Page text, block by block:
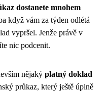
dostanete mnohem
když vám za týden odlétá
vypršel. Jenže právě v
nic podcenit.
nějaký platný doklad
průkaz, který ještě úplně